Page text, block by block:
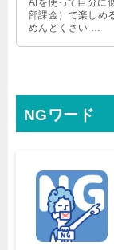
AIを使って自分に
部課金）で楽しめ
めんどくさい …
NGワード